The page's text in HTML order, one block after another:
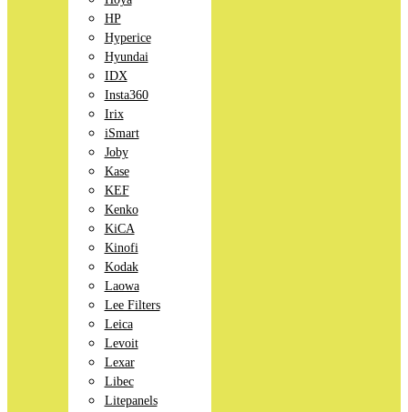
HP
Hyperice
Hyundai
IDX
Insta360
Irix
iSmart
Joby
Kase
KEF
Kenko
KiCA
Kinofi
Kodak
Laowa
Lee Filters
Leica
Levoit
Lexar
Libec
Litepanels